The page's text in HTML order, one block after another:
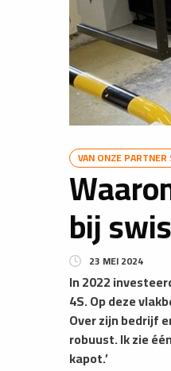
VAN ONZE
bij
23 MEI 2024
In 2022
4S. Op deze
Over zijn bedrijf
robuust. Ik zie
kapot.’